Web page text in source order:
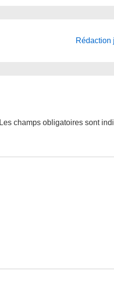
Next
Rédaction
Les champs obligatoires sont